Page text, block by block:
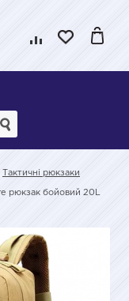
Тактичні рюкзаки
рюкзак бойовий 20L